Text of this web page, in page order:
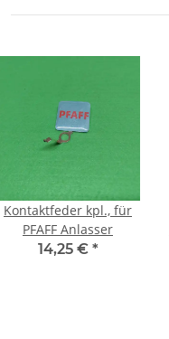
Kontaktfeder kpl., für
PFAFF Anlasser
14,25 € *